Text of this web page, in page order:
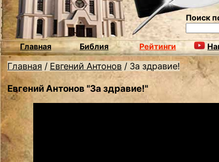
Поиск
Главная Библия Рейтинги
Главная / Евгений Антонов / За здравие!
Евгений Антонов "За здравие!"